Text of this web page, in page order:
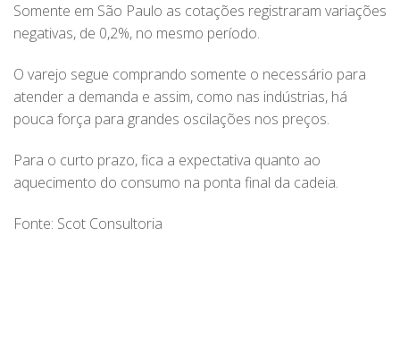
Somente em São Paulo as cotações registraram variações
negativas, de 0,2%, no mesmo período.
O varejo segue comprando somente o necessário para
atender a demanda e assim, como nas indústrias, há
pouca força para grandes oscilações nos preços.
Para o curto prazo, fica a expectativa quanto ao
aquecimento do consumo na ponta final da cadeia.
Fonte: Scot Consultoria